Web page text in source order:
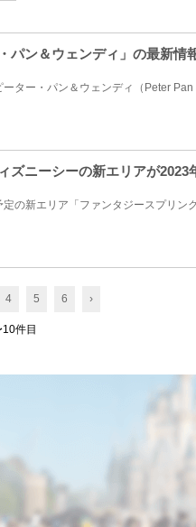
パン＆ウェンディ」の最新情
ズニーシーの新エリアが2023
4 5 6 ›
件目